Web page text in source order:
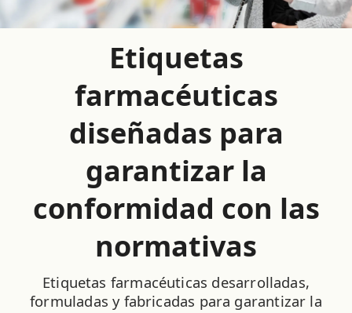
Etiquetas
farmacéuticas
diseñadas para
garantizar la
conformidad con las
normativas
Etiquetas farmacéuticas desarrolladas,
formuladas y fabricadas para garantizar la